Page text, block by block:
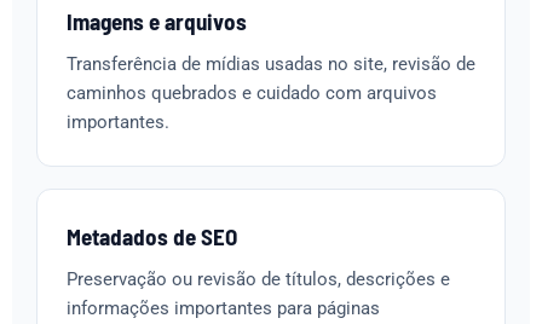
Imagens e arquivos
Transferência de mídias usadas no site, revisão de
caminhos quebrados e cuidado com arquivos
importantes.
Metadados de SEO
Preservação ou revisão de títulos, descrições e
informações importantes para páginas